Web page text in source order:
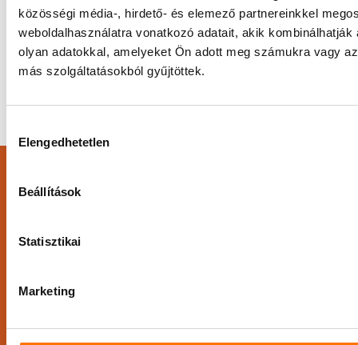
közösségi média-, hirdető- és elemező partnereinkkel
weboldalhasználatra vonatkozó adatait, akik kombinálhatják
olyan adatokkal, amelyeket Ön adott meg számukra vagy
más szolgáltatásokból gyűjtöttek.
kiválasztása
Elengedhetetlen
Beállítások
Statisztikai
Marketing
Az adatkezelés célja: a weboldal böngészésének
kényelmesebbé tétele, felhasználói élmény növelése.
Az adatkezelés jogalapja: az érintett hozzájárulása.